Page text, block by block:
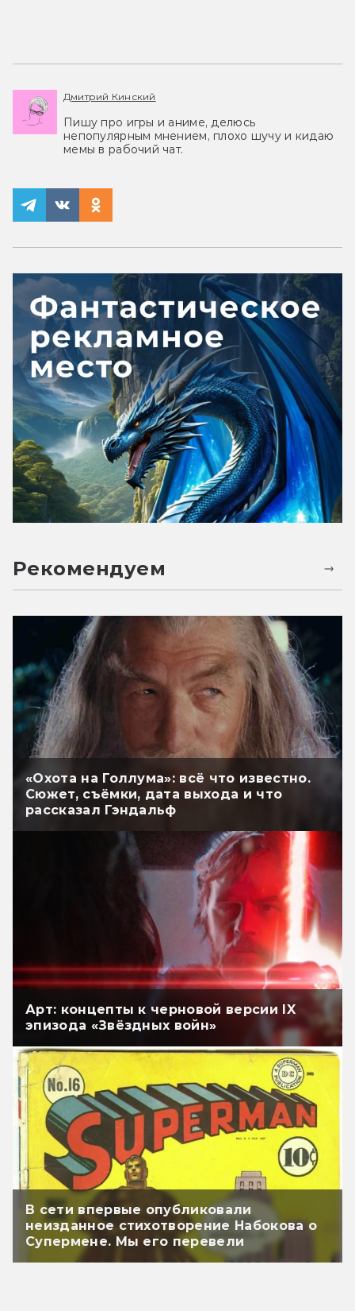
Дмитрий Кинский
Пишу про игры и аниме, делюсь
непопулярным мнением, плохо шучу и кидаю
мемы в рабочий чат.
Рекомендуем
«Охота на Голлума»: всё что известно.
Сюжет, съёмки, дата выхода и что
рассказал Гэндальф
Арт: концепты к черновой версии IX
эпизода «Звёздных войн»
В сети впервые опубликовали
неизданное стихотворение Набокова о
Супермене. Мы его перевели